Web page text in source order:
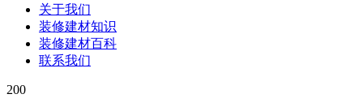
关于我们
装修建材知识
装修建材百科
联系我们
200